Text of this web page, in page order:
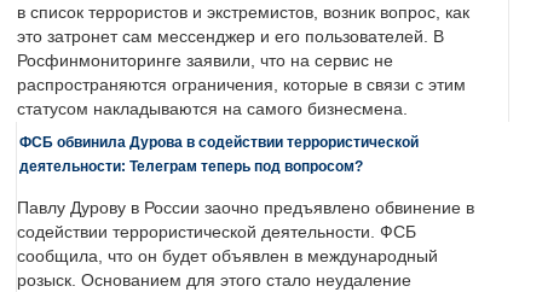
в список террористов и экстремистов, возник вопрос, как
это затронет сам мессенджер и его пользователей. В
Росфинмониторинге заявили, что на сервис не
распространяются ограничения, которые в связи с этим
статусом накладываются на самого бизнесмена.
ФСБ обвинила Дурова в содействии террористической
деятельности: Телеграм теперь под вопросом?
Павлу Дурову в России заочно предъявлено обвинение в
содействии террористической деятельности. ФСБ
сообщила, что он будет объявлен в международный
розыск. Основанием для этого стало неудаление